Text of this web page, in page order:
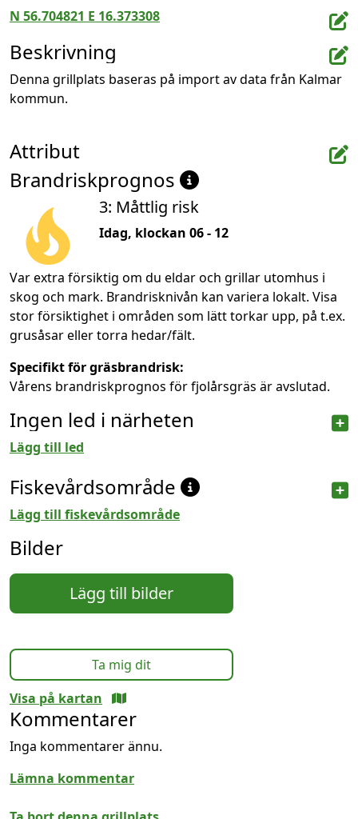
N 56.704821 E 16.373308
Beskrivning
Denna grillplats baseras på import av data från Kalmar
kommun.
Attribut
Brandriskprognos
3: Måttlig risk
Idag, klockan 06 - 12
Var extra försiktig om du eldar och grillar utomhus i
skog och mark. Brandrisknivån kan variera lokalt. Visa
stor försiktighet i områden som lätt torkar upp, på t.ex.
grusåsar eller torra hedar/fält.
Specifikt för gräsbrandrisk:
Vårens brandriskprognos för fjolårsgräs är avslutad.
Ingen led i närheten
Lägg till led
Fiskevårdsområde
Lägg till fiskevårdsområde
Bilder
Lägg till bilder
Ta mig dit
Visa på kartan
Kommentarer
Inga kommentarer ännu.
Lämna kommentar